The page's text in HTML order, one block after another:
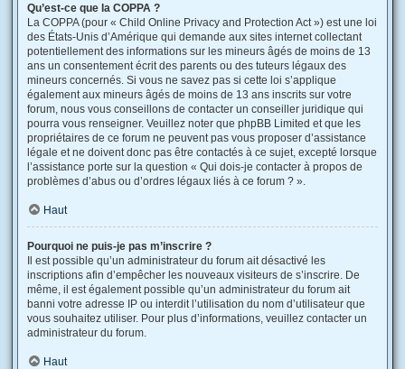
Qu’est-ce que la COPPA ?
La COPPA (pour « Child Online Privacy and Protection Act ») est une loi
des États-Unis d’Amérique qui demande aux sites internet collectant
potentiellement des informations sur les mineurs âgés de moins de 13
ans un consentement écrit des parents ou des tuteurs légaux des
mineurs concernés. Si vous ne savez pas si cette loi s’applique
également aux mineurs âgés de moins de 13 ans inscrits sur votre
forum, nous vous conseillons de contacter un conseiller juridique qui
pourra vous renseigner. Veuillez noter que phpBB Limited et que les
propriétaires de ce forum ne peuvent pas vous proposer d’assistance
légale et ne doivent donc pas être contactés à ce sujet, excepté lorsque
l’assistance porte sur la question « Qui dois-je contacter à propos de
problèmes d’abus ou d’ordres légaux liés à ce forum ? ».
Haut
Pourquoi ne puis-je pas m’inscrire ?
Il est possible qu’un administrateur du forum ait désactivé les
inscriptions afin d’empêcher les nouveaux visiteurs de s’inscrire. De
même, il est également possible qu’un administrateur du forum ait
banni votre adresse IP ou interdit l’utilisation du nom d’utilisateur que
vous souhaitez utiliser. Pour plus d’informations, veuillez contacter un
administrateur du forum.
Haut